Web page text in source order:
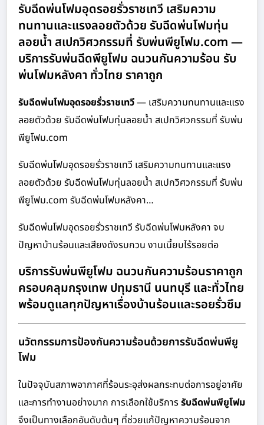
รับฉีดพ่นโฟมอุดรอยรั่วราชเทวี เสริมความ
ทนทานและแรงลอยตัวด้วย รับฉีดพ่นโฟมทุ่น
ลอยน้ำ สเปกวิศวกรรมที่ รับพ่นพียูโฟม.com —
บริการรับพ่นฉีดพียูโฟม ฉนวนกันความร้อน รับ
พ่นโฟมหลังคา ทั่วไทย ราคาถูก
รับฉีดพ่นโฟมอุดรอยรั่วราชเทวี— เสริมความทนทานและแรง
ลอยตัวด้วย รับฉีดพ่นโฟมทุ่นลอยน้ำ สเปกวิศวกรรมที่ รับพ่น
พียูโฟม.com
รับฉีดพ่นโฟมอุดรอยรั่วราชเทวี เสริมความทนทานและแรง
ลอยตัวด้วย รับฉีดพ่นโฟมทุ่นลอยน้ำ สเปกวิศวกรรมที่ รับพ่น
พียูโฟม.com รับฉีดพ่นโฟมหลังคา…
รับฉีดพ่นโฟมอุดรอยรั่วราชเทวี รับฉีดพ่นโฟมหลังคา จบ
ปัญหาบ้านร้อนและเสียงดังรบกวน งานเนี้ยบไร้รอยต่อ
บริการรับพ่นพียูโฟม ฉนวนกันความร้อนราคาถูก
ครอบคลุมกรุงเทพ ปทุมธานี นนทบุรี และทั่วไทย
พร้อมดูแลทุกปัญหาเรื่องบ้านร้อนและรอยรั่วซึม
นวัตกรรมการป้องกันความร้อนด้วยการรับฉีดพ่นพียู
โฟม
ในปัจจุบันสภาพอากาศที่ร้อนระอุส่งผลกระทบต่อการอยู่อาศัย
และการทำงานอย่างมาก การเลือกใช้บริการรับฉีดพ่นพียูโฟม
จึงเป็นทางเลือกอันดับต้นๆ ที่ช่วยแก้ปัญหาความร้อนจาก